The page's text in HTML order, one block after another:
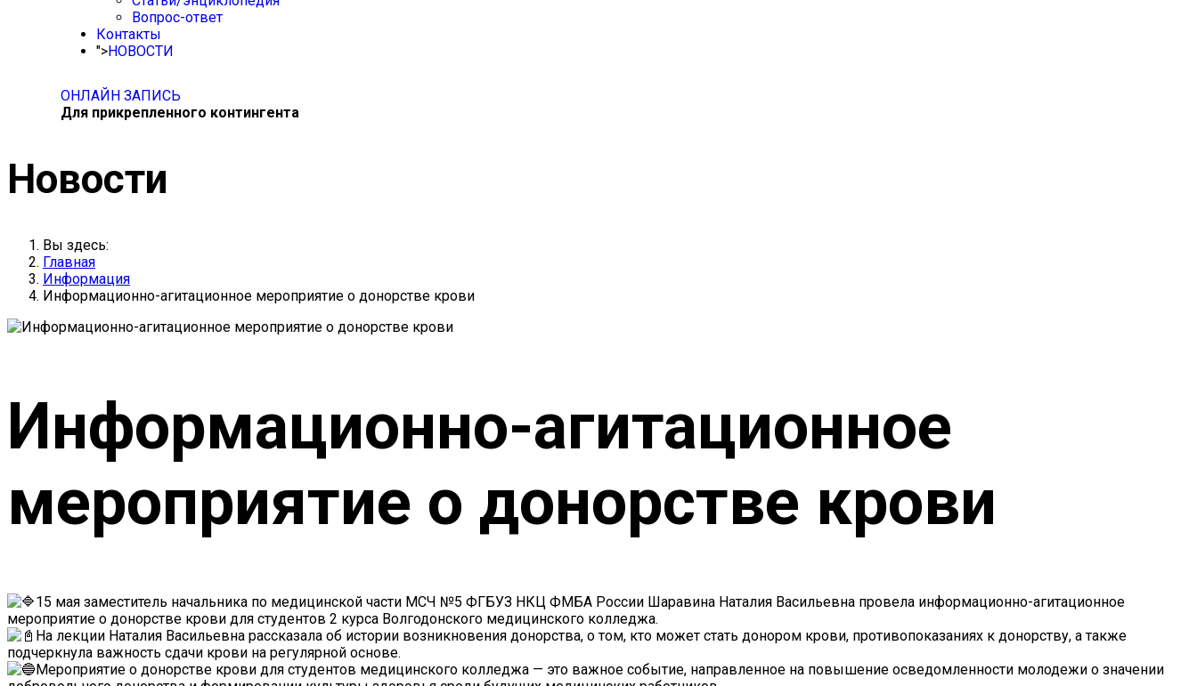
Вопрос-ответ
Контакты
">НОВОСТИ
ОНЛАЙН ЗАПИСЬ
Для прикрепленного контингента
Новости
Вы здесь:
Главная
Информация
Информационно-агитационное мероприятие о донорстве крови
Информационно-агитационное
мероприятие о донорстве крови
15 мая заместитель начальника по медицинской части МСЧ №5 ФГБУЗ НКЦ ФМБА России Шаравина Наталия Васильевна провела информационно-агитационное
мероприятие о донорстве крови для студентов 2 курса Волгодонского медицинского колледжа.
На лекции Наталия Васильевна рассказала об истории возникновения донорства, о том, кто может стать донором крови, противопоказаниях к донорству, а также
подчеркнула важность сдачи крови на регулярной основе.
Мероприятие о донорстве крови для студентов медицинского колледжа — это важное событие, направленное на повышение осведомленности молодежи о значении